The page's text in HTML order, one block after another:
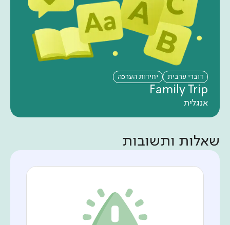
דוברי ערבית יחידות הערכה
Family Trip
אנגלית
שאלות ותשובות